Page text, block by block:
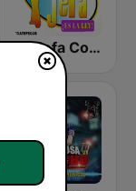
La Jefa Coatepeque